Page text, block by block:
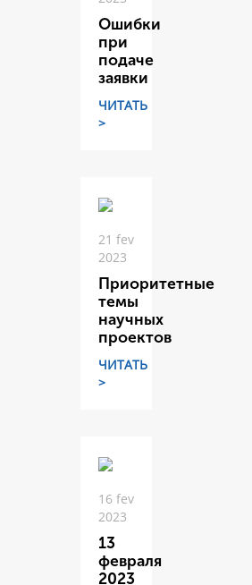
Ошибки
при
подаче
заявки
ЧИТАТЬ
>
21 fev
2023
Приоритетные
темы
научных
проектов
ЧИТАТЬ
>
16 fev
2023
13
февраля
2023